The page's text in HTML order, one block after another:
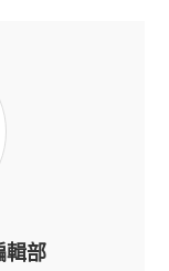
輯部